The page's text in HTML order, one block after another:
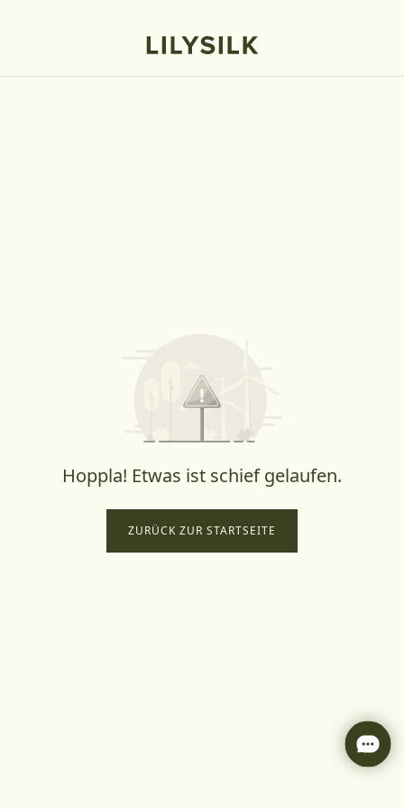
Hoppla! Etwas ist schief gelaufen.
ZURÜCK ZUR STARTSEITE